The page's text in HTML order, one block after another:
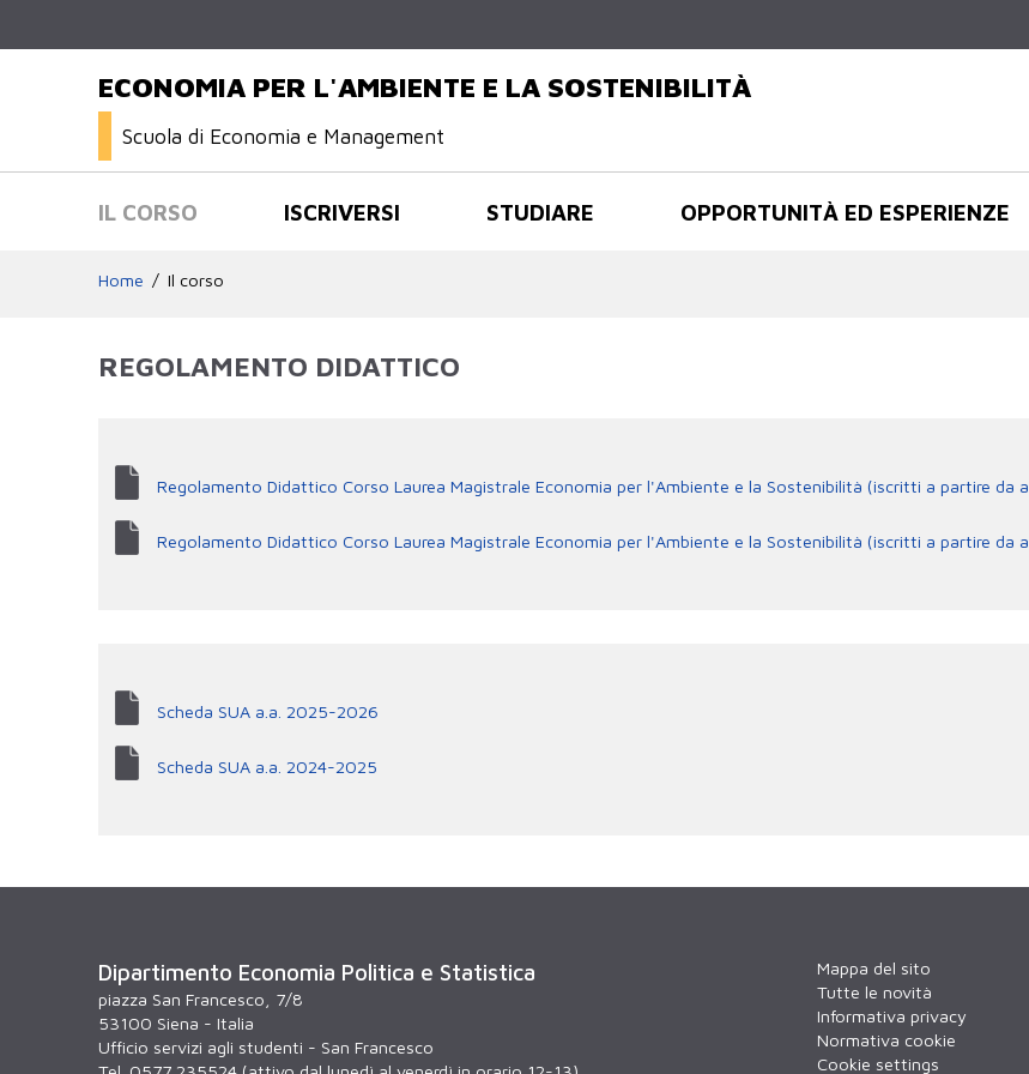
ECONOMIA PER L'AMBIENTE E LA SOSTENIBILITÀ
Scuola di Economia e Management
IL CORSO ISCRIVERSI STUDIARE OPPORTUNITÀ ED ESPERIENZE
Home Il corso
REGOLAMENTO DIDATTICO
Regolamento Didattico Corso Laurea Magistrale Economia per l'Ambiente e la Sostenibilità (iscritti a partire da
Regolamento Didattico Corso Laurea Magistrale Economia per l'Ambiente e la Sostenibilità (iscritti a partire da
Scheda SUA a.a. 2025-2026
Scheda SUA a.a. 2024-2025
Dipartimento Economia Politica e Statistica
piazza San Francesco, 7/8
53100 Siena - Italia
Ufficio servizi agli studenti - San Francesco
Mappa del sito
Tutte le novità
Informativa privacy
Normativa cookie
Cookie settings